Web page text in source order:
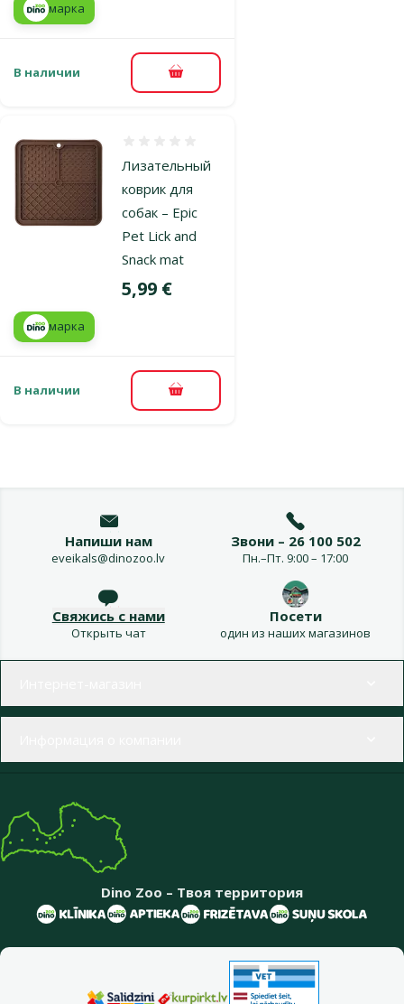
марка
В наличии В корзину
Лизательный
коврик для
собак – Epic
Pet Lick and
Snack mat
Цена
5,99 €
марка
В наличии В корзину
Напиши нам
eveikals@dinozoo.lv
Звони – 26 100 502
Пн.–Пт. 9:00 – 17:00
Свяжись с нами
Открыть чат
Посети
один из наших магазинов
Dino Zoo – Твоя территория